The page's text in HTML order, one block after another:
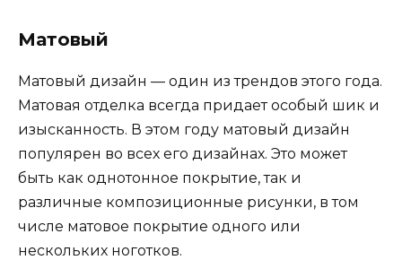
Матовый
Матовый дизайн — один из трендов этого года.
Матовая отделка всегда придает особый шик и
изысканность. В этом году матовый дизайн
популярен во всех его дизайнах. Это может
быть как однотонное покрытие, так и
различные композиционные рисунки, в том
числе матовое покрытие одного или
нескольких ноготков.